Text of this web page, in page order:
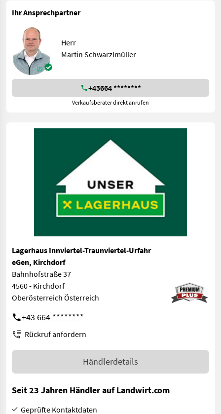
Ihr Ansprechpartner
Herr
Martin Schwarzlmüller
+43664 ********
Verkaufsberater direkt anrufen
Lagerhaus Innviertel-Traunviertel-Urfahr
eGen, Kirchdorf
Bahnhofstraße 37
4560 - Kirchdorf
Oberösterreich Österreich
+43 664 ********
Rückruf anfordern
Händlerdetails
Seit 23 Jahren Händler auf Landwirt.com
Geprüfte Kontaktdaten